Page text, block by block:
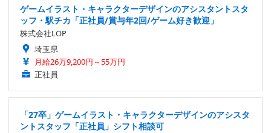
ゲームイラスト・キャラクターデザインのアシスタントスタ
ッフ・駅チカ「正社員/賞与年2回/ゲーム好き歓迎」
株式会社LOP
埼玉県
月給26万9,200円～55万円
正社員
「27卒」ゲームイラスト・キャラクターデザインのアシスタ
ントスタッフ「正社員」シフト相談可